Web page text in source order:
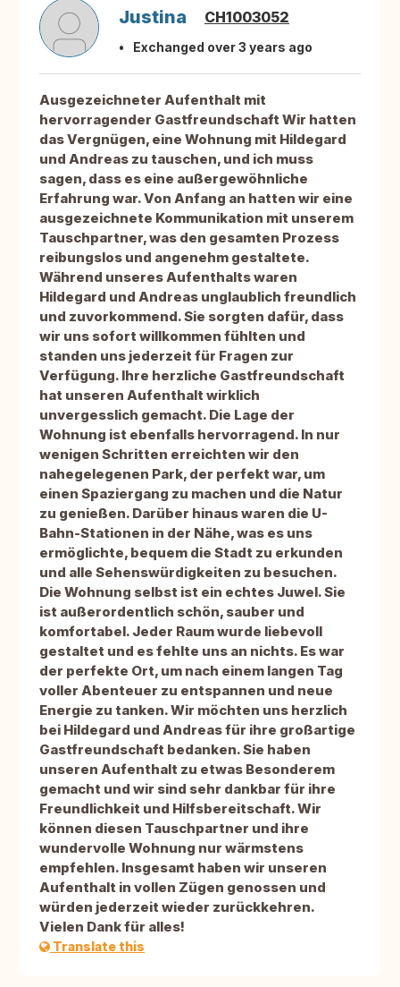
Justina CH1003052
Exchanged over 3 years ago
Ausgezeichneter Aufenthalt mit
hervorragender Gastfreundschaft Wir hatten
das Vergnügen, eine Wohnung mit Hildegard
und Andreas zu tauschen, und ich muss
sagen, dass es eine außergewöhnliche
Erfahrung war. Von Anfang an hatten wir eine
ausgezeichnete Kommunikation mit unserem
Tauschpartner, was den gesamten Prozess
reibungslos und angenehm gestaltete.
Während unseres Aufenthalts waren
Hildegard und Andreas unglaublich freundlich
und zuvorkommend. Sie sorgten dafür, dass
wir uns sofort willkommen fühlten und
standen uns jederzeit für Fragen zur
Verfügung. Ihre herzliche Gastfreundschaft
hat unseren Aufenthalt wirklich
unvergesslich gemacht. Die Lage der
Wohnung ist ebenfalls hervorragend. In nur
wenigen Schritten erreichten wir den
nahegelegenen Park, der perfekt war, um
einen Spaziergang zu machen und die Natur
zu genießen. Darüber hinaus waren die U-
Bahn-Stationen in der Nähe, was es uns
ermöglichte, bequem die Stadt zu erkunden
und alle Sehenswürdigkeiten zu besuchen.
Die Wohnung selbst ist ein echtes Juwel. Sie
ist außerordentlich schön, sauber und
komfortabel. Jeder Raum wurde liebevoll
gestaltet und es fehlte uns an nichts. Es war
der perfekte Ort, um nach einem langen Tag
voller Abenteuer zu entspannen und neue
Energie zu tanken. Wir möchten uns herzlich
bei Hildegard und Andreas für ihre großartige
Gastfreundschaft bedanken. Sie haben
unseren Aufenthalt zu etwas Besonderem
gemacht und wir sind sehr dankbar für ihre
Freundlichkeit und Hilfsbereitschaft. Wir
können diesen Tauschpartner und ihre
wundervolle Wohnung nur wärmstens
empfehlen. Insgesamt haben wir unseren
Aufenthalt in vollen Zügen genossen und
würden jederzeit wieder zurückkehren.
Vielen Dank für alles!
Translate this